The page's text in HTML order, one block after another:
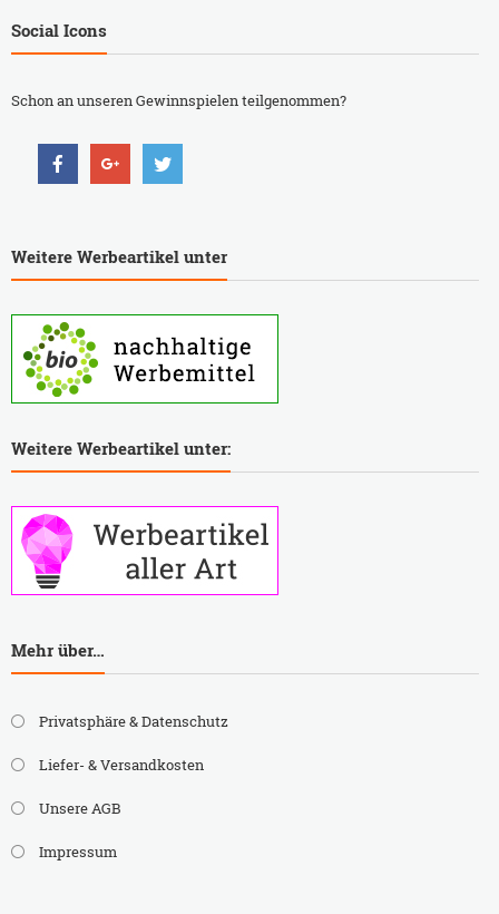
Social Icons
Schon an unseren Gewinnspielen teilgenommen?
Weitere Werbeartikel unter
Weitere Werbeartikel unter:
Mehr über…
Privatsphäre & Datenschutz
Liefer- & Versandkosten
Unsere AGB
Impressum